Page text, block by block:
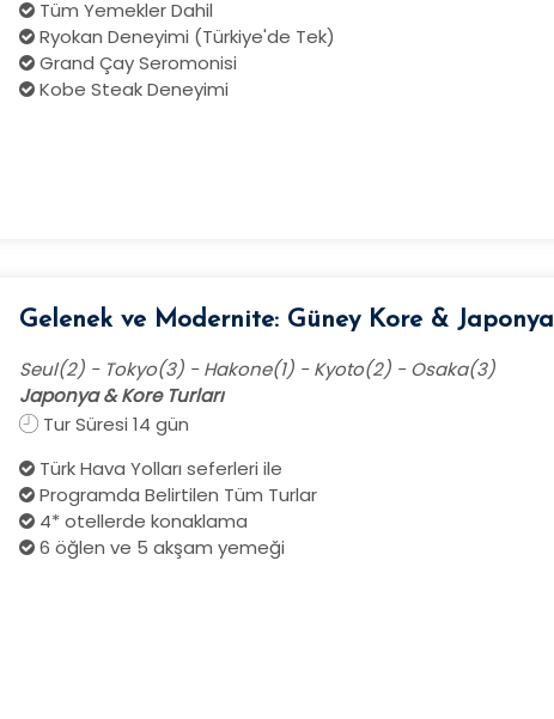
Tüm Yemekler Dahil
Ryokan Deneyimi (Türkiye'de Tek)
Grand Çay Seromonisi
Kobe Steak Deneyimi
Gelenek ve Modernite: Güney Kore & Japonya
Seul(2) - Tokyo(3) - Hakone(1) - Kyoto(2) - Osaka(3)
Japonya & Kore Turları
Tur Süresi 14 gün
Türk Hava Yolları seferleri ile
Programda Belirtilen Tüm Turlar
4* otellerde konaklama
6 öğlen ve 5 akşam yemeği